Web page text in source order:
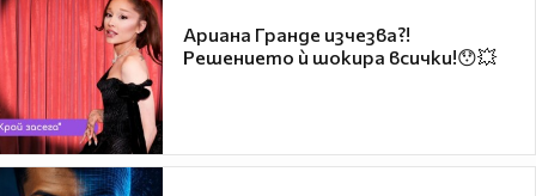
Ариана Гранде изчезва?!
Решението ѝ шокира всички!😯💥